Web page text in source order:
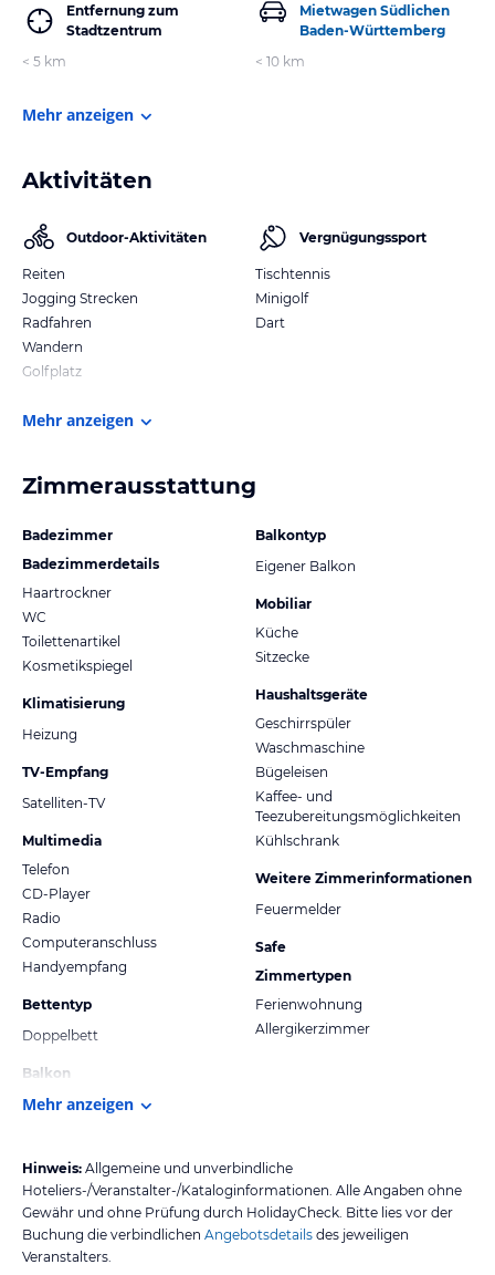
Entfernung zum
Stadtzentrum
< 5 km
Mietwagen Südlichen
Baden-Württemberg
< 10 km
Mehr anzeigen
Aktivitäten
Outdoor-Aktivitäten
Reiten
Jogging Strecken
Radfahren
Wandern
Golfplatz
Vergnügungssport
Tischtennis
Minigolf
Dart
Mehr anzeigen
Zimmerausstattung
Badezimmer
Badezimmerdetails
Haartrockner
WC
Toilettenartikel
Kosmetikspiegel
Klimatisierung
Heizung
TV-Empfang
Satelliten-TV
Multimedia
Telefon
CD-Player
Radio
Computeranschluss
Handyempfang
Bettentyp
Doppelbett
Balkon
Balkontyp
Eigener Balkon
Mobiliar
Küche
Sitzecke
Haushaltsgeräte
Geschirrspüler
Waschmaschine
Bügeleisen
Kaffee- und
Teezubereitungsmöglichkeiten
Kühlschrank
Weitere Zimmerinformationen
Feuermelder
Safe
Zimmertypen
Ferienwohnung
Allergikerzimmer
Mehr anzeigen
Hinweis: Allgemeine und unverbindliche
Hoteliers-/Veranstalter-/Kataloginformationen. Alle Angaben ohne
Gewähr und ohne Prüfung durch HolidayCheck. Bitte lies vor der
Buchung die verbindlichen Angebotsdetails des jeweiligen
Veranstalters.